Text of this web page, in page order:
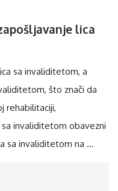
lica
sa invaliditetom, a
što znači da
rehabilitaciji,
invaliditetom obavezni
sa invaliditetom na ...